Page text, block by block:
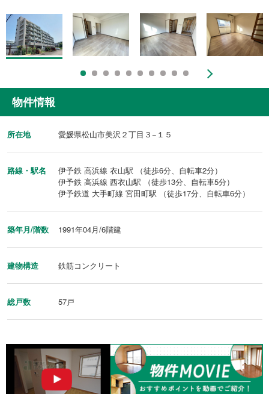
物件情報
所在地 愛媛県松山市美沢２丁目３−１５
路線・駅名
伊予鉄 高浜線 衣山駅 （徒歩6分、自転車2分）
伊予鉄 高浜線 西衣山駅 （徒歩13分、自転車5分）
伊予鉄道 大手町線 宮田町駅 （徒歩17分、自転車6分）
築年月/階数 1991年04月/6階建
建物構造 鉄筋コンクリート
総戸数 57戸